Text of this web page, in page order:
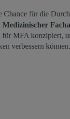
für die
Medizinischer
für MFA konzipiert,
verbessern können.